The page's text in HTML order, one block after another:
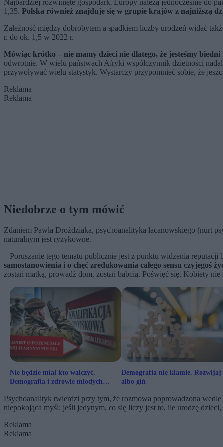
Najbardziej rozwinięte gospodarki Europy należą jednocześnie do
1,35. Polska również znajduje się w grupie krajów z najniższą
Zależność między dobrobytem a spadkiem liczby urodzeń widać
r. do ok. 1,5 w 2022 r.
Mówiąc krótko – nie mamy dzieci nie dlatego, że jesteśmy
odwrotnie. W wielu państwach Afryki współczynnik dzietności
przywoływać wielu statystyk. Wystarczy przypomnieć sobie, że
Reklama
Reklama
Niedobrze o tym mówić
Zdaniem Pawła Droździaka, psychoanalityka lacanowskiego (nurt
naturalnym jest ryzykowne.
– Poruszanie tego tematu publicznie jest z punktu widzenia reputacji
samostanowienia i o chęć zredukowania całego sensu czyjegoś
zostań matką, prowadź dom, zostań babcią. Poświęć się. Kobiety
Nie będzie miał kto walczyć.
Demografia i zdrowie młodych
Demografia nie kłamie. Rozwijaj
albo giń
Psychoanalityk twierdzi przy tym, że rozmowa poprowadzona
niepokojąca myśl: jeśli jedynym, co się liczy jest to, ile urodzę dzieci,
Reklama
Reklama